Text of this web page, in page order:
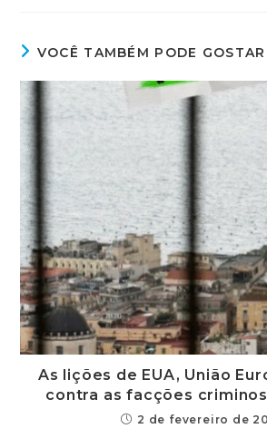
VOCÊ TAMBÉM PODE GOSTAR
As lições de EUA, União
contra as facções
2 de fevereiro de